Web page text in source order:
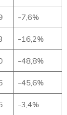
-7,6%
-16,2%
-48,8%
-45,6%
-3,4%